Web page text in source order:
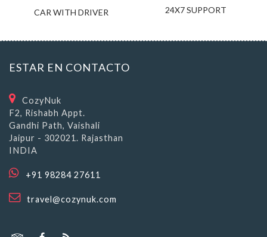
F2, Rishabh Appt.
Gandhi Path, Vaishali
Jaipur - 302021. Rajasthan
INDIA